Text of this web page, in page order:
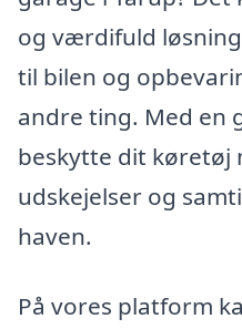
og værdifuld
til bilen og
andre ting. Med en
beskytte dit køretøj
udskejelser og
haven.
På vores platform